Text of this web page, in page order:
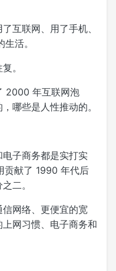
互联网、用了手机、
活。
。
2000 年互联网泡
哪些是人性推动的。
子商务都是实打实
贡献了 1990 年代后
二。
网络、更便宜的宽
网习惯、电子商务和